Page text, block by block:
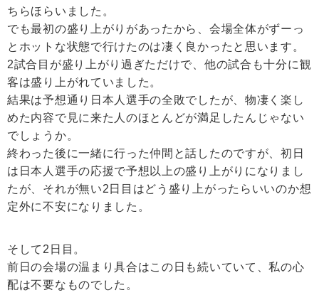
ちらほらいました。
でも最初の盛り上がりがあったから、会場全体がずーっ
とホットな状態で行けたのは凄く良かったと思います。
2試合目が盛り上がり過ぎただけで、他の試合も十分に観
客は盛り上がれていました。
結果は予想通り日本人選手の全敗でしたが、物凄く楽し
めた内容で見に来た人のほとんどが満足したんじゃない
でしょうか。
終わった後に一緒に行った仲間と話したのですが、初日
は日本人選手の応援で予想以上の盛り上がりになりまし
たが、それが無い2日目はどう盛り上がったらいいのか想
定外に不安になりました。
そして2日目。
前日の会場の温まり具合はこの日も続いていて、私の心
配は不要なものでした。